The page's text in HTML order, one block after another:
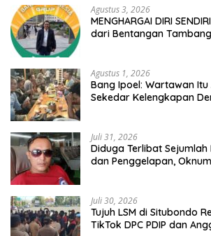
Agustus 3, 2026
MENGHARGAI DIRI
dari Bentangan
Agustus 1, 2026
Bang Ipoel: Wartawan Itu
Sekedar Kelengkapan
Juli 31, 2026
Diduga Terlibat Sejumlah
dan Penggelapan,
Juli 30, 2026
Tujuh LSM di Situbondo
TikTok DPC PDIP dan